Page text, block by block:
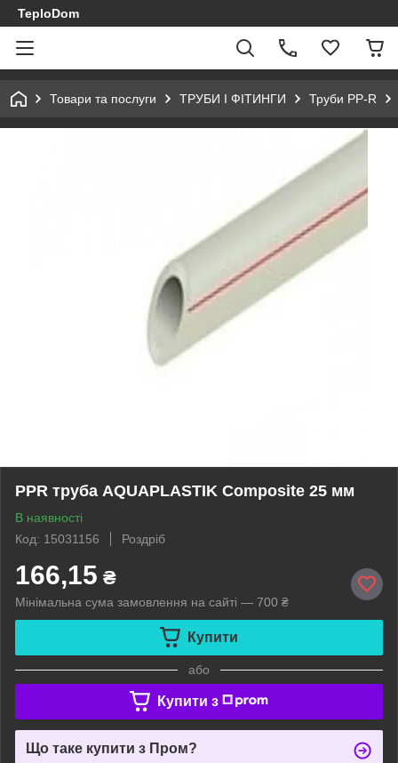
TeploDom
Товари та послуги ТРУБИ І ФІТИНГИ Труби PP-R
PPR труба AQUAPLASTIK Composite 25 мм
В наявності
Код: 15031156
Роздріб
166,15 ₴
Мінімальна сума замовлення на сайті — 700 ₴
Купити
або
Купити з
Що таке купити з Пром?